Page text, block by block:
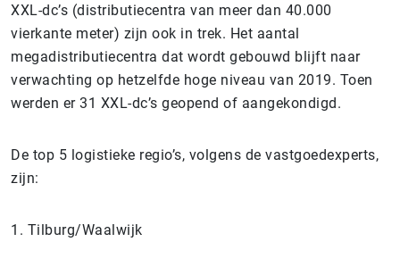
XXL-dc’s (distributiecentra van meer dan 40.000
vierkante meter) zijn ook in trek. Het aantal
megadistributiecentra dat wordt gebouwd blijft naar
verwachting op hetzelfde hoge niveau van 2019. Toen
werden er 31 XXL-dc’s geopend of aangekondigd.
De top 5 logistieke regio’s, volgens de vastgoedexperts,
zijn:
1. Tilburg/Waalwijk